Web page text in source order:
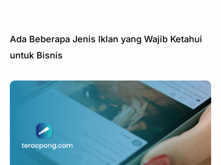
Ada Beberapa Jenis Iklan yang Wajib Ketahui
untuk Bisnis